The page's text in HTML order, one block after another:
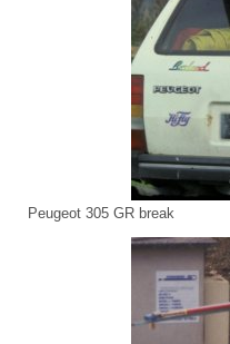
Peugeot 305 GR break